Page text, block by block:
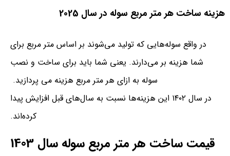
هزینه ساخت هر متر مربع سوله در سال 2025
در واقع سوله‌هایی که تولید می‌شوند بر اساس متر مربع برای
شما هزینه بر می‌دارند. یعنی شما باید برای ساخت و نصب
سوله به ازای هر متر مربع هزینه می پردازید.
در سال ۱۴۰۲ این هزینه‌ها نسبت به سال‌های قبل افزایش پیدا
کرده‌اند.
قیمت ساخت هر متر مربع سوله سال 1403